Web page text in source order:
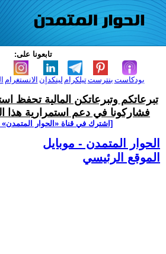
تابعونا على:
الانستغرام لينكدإن تيلكرامبنترست بودكاست
تبرعاتكم وتبرعاتكن المالية تحفظ
فشاركونا في دعم استمرارية هذا
[اشترك في قناة ‫«الحوار المتمدن»
الحوار المتمدن - موبايل
الموقع الرئيسي